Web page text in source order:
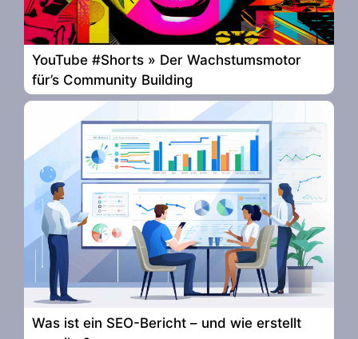
YouTube #Shorts » Der Wachstumsmotor
für’s Community Building
Was ist ein SEO-Bericht – und wie erstellt